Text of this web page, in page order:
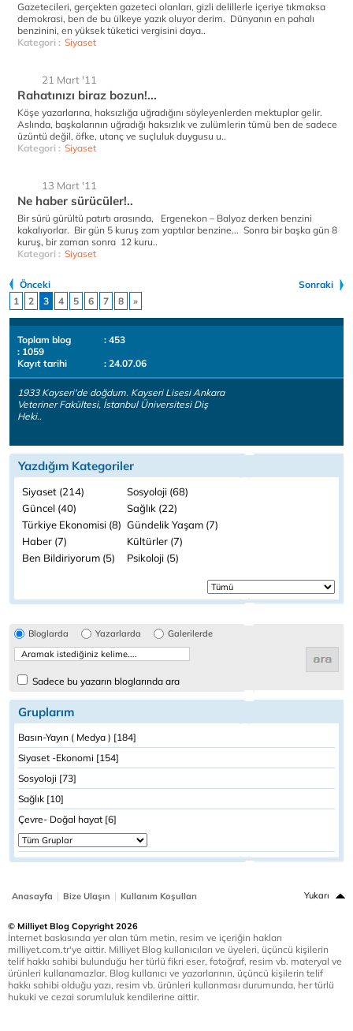
Gazetecileri, gerçekten gazeteci olanları, gizli delillerle içeriye tıkmaksa
demokrasi, ben de bu ülkeye yazık oluyor derim. Dünyanın en pahalı
benzinini, en yüksek tüketici vergisini daya..
Kategori : Siyaset
21 Mart '11
Rahatınızı biraz bozun!...
Köşe yazarlarına, haksızlığa uğradığını söyleyenlerden mektuplar gelir.
Aslında, başkalarının uğradığı haksızlık ve zulümlerin tümü ben de sadece
üzüntü değil, öfke, utanç ve suçluluk duygusu u..
Kategori : Siyaset
13 Mart '11
Ne haber sürücüler!..
Bir sürü gürültü patırtı arasında, Ergenekon – Balyoz derken benzini
kakalıyorlar. Bir gün 5 kuruş zam yaptılar benzine... Sonra bir başka gün 8
kuruş, bir zaman sonra 12 kuru..
Kategori : Siyaset
Önceki
Sonraki
1
2 3 4 5 6 7 8 »
Toplam blog
: 453
: 1059
Kayıt tarihi
: 24.07.06
1933 Kayseri'de doğdum. Kayseri Lisesi Ankara
Veteriner Fakültesi, İstanbul Üniversitesi Diş
Heki..
Yazdığım Kategoriler
Siyaset (214)
Sosyoloji (68)
Güncel (40)
Sağlık (22)
Türkiye Ekonomisi (8) Gündelik Yaşam (7)
Haber (7)
Kültürler (7)
Ben Bildiriyorum (5)
Psikoloji (5)
Bloglarda Yazarlarda Galerilerde
Sadece bu yazarın bloglarında ara
Gruplarım
Basın-Yayın ( Medya ) [184]
Siyaset -Ekonomi [154]
Sosyoloji [73]
Sağlık [10]
Çevre- Doğal hayat [6]
Anasayfa | Bize Ulaşın | Kullanım Koşulları Yukarı
© Milliyet Blog Copyright 2026
İnternet baskısında yer alan tüm metin, resim ve içeriğin hakları
milliyet.com.tr'ye aittir. Milliyet Blog kullanıcıları ve üyeleri, üçüncü kişilerin
telif hakkı sahibi bulunduğu her türlü fikri eser, fotoğraf, resim vb. materyal ve
ürünleri kullanamazlar. Blog kullanıcı ve yazarlarının, üçüncü kişilerin telif
hakkı sahibi olduğu yazı, resim vb. ürünleri kullanması durumunda, her türlü
hukuki ve cezai sorumluluk kendilerine aittir.